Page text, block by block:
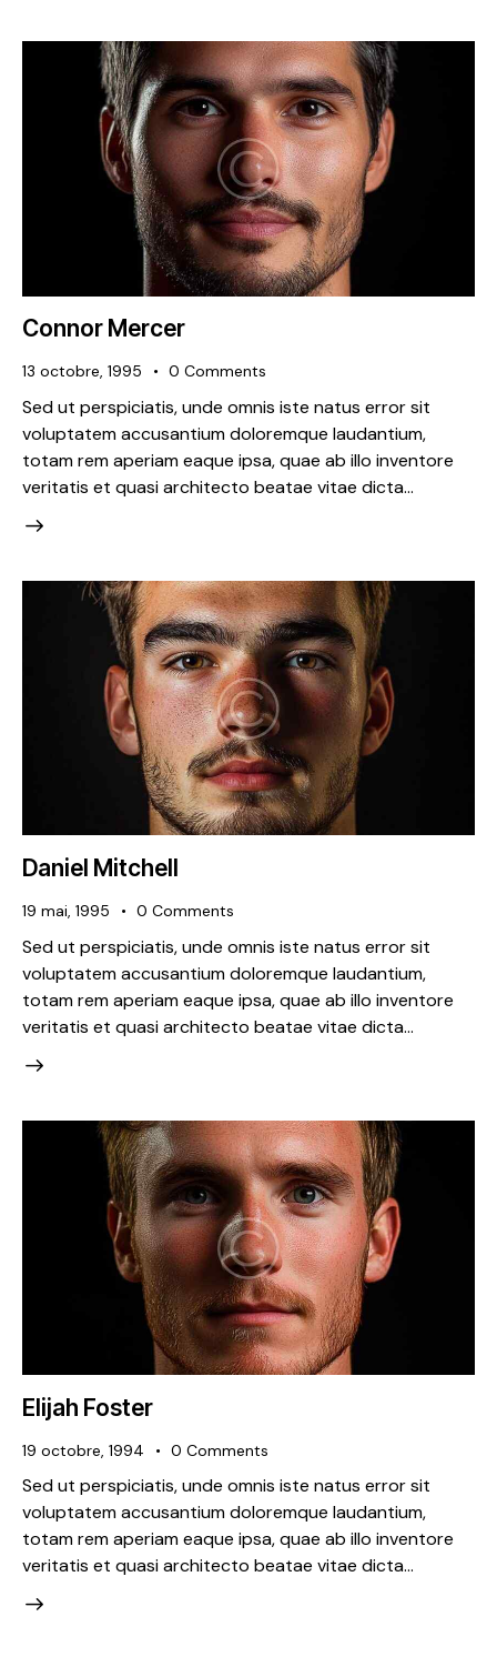
Connor Mercer
13 octobre, 1995 0 Comments
Sed ut perspiciatis, unde omnis iste natus error sit
voluptatem accusantium doloremque laudantium,
totam rem aperiam eaque ipsa, quae ab illo inventore
veritatis et quasi architecto beatae vitae dicta…
Daniel Mitchell
19 mai, 1995 0 Comments
Sed ut perspiciatis, unde omnis iste natus error sit
voluptatem accusantium doloremque laudantium,
totam rem aperiam eaque ipsa, quae ab illo inventore
veritatis et quasi architecto beatae vitae dicta…
Elijah Foster
19 octobre, 1994 0 Comments
Sed ut perspiciatis, unde omnis iste natus error sit
voluptatem accusantium doloremque laudantium,
totam rem aperiam eaque ipsa, quae ab illo inventore
veritatis et quasi architecto beatae vitae dicta…